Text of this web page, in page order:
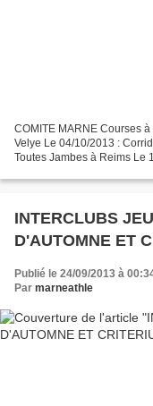
COMITE MARNE Courses
Velye Le 04/10/2013 :
Toutes Jambes à Reims Le
INTERCLUBS
D'AUTOMNE ET
Publié le 24/09/2013 à
Par marneathle